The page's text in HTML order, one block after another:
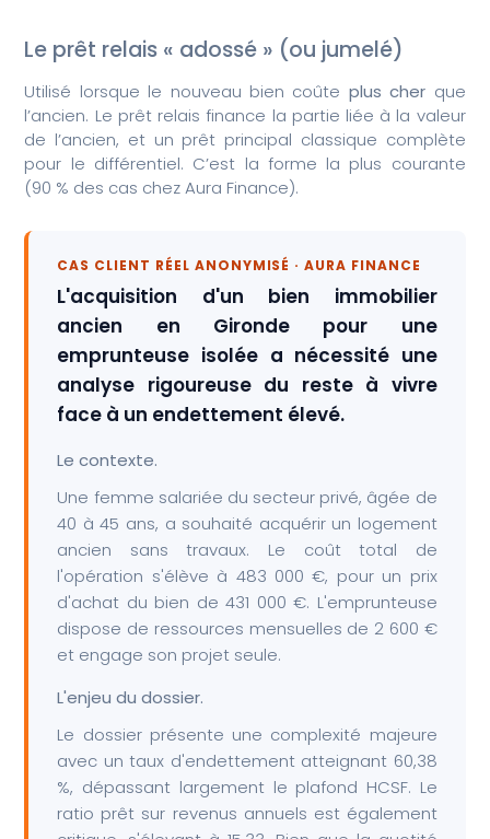
Le prêt relais « adossé » (ou jumelé)
Utilisé lorsque le nouveau bien coûte plus cher que
l’ancien. Le prêt relais finance la partie liée à la valeur
de l’ancien, et un prêt principal classique complète
pour le différentiel. C’est la forme la plus courante
(90 % des cas chez Aura Finance).
CAS CLIENT RÉEL ANONYMISÉ · AURA FINANCE
L'acquisition d'un bien immobilier
ancien en Gironde pour une
emprunteuse isolée a nécessité une
analyse rigoureuse du reste à vivre
face à un endettement élevé.
Le contexte.
Une femme salariée du secteur privé, âgée de
40 à 45 ans, a souhaité acquérir un logement
ancien sans travaux. Le coût total de
l'opération s'élève à 483 000 €, pour un prix
d'achat du bien de 431 000 €. L'emprunteuse
dispose de ressources mensuelles de 2 600 €
et engage son projet seule.
L'enjeu du dossier.
Le dossier présente une complexité majeure
avec un taux d'endettement atteignant 60,38
%, dépassant largement le plafond HCSF. Le
ratio prêt sur revenus annuels est également